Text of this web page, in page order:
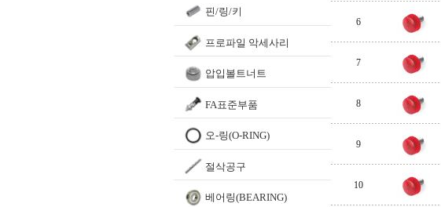
핀/링/키
프로파일 악세사리
압입볼트너트
FA표준부품
오-링(O-RING)
절삭공구
베어링(BEARING)
6
7
8
9
10